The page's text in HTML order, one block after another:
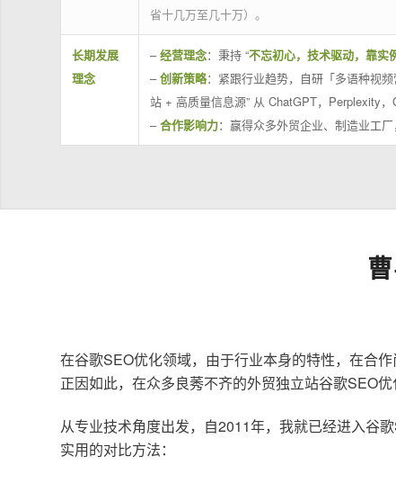
省十几万至几十万）。
长期发展
理念
–经营理念：秉持 “不忘初心，技术驱动，靠实
–创新策略：紧跟行业趋势，自研「多语种视
站 + 高质量信息源” 从 ChatGPT，Perplexity
–合作影响力：赢得众多外贸企业、制造业工
在谷歌SEO优化领域，由于行业本身的特性，在合
正因如此，在众多良莠不齐的外贸独立站谷歌SEO
从专业技术角度出发，自2011年，我就已经进入谷
实用的对比方法：